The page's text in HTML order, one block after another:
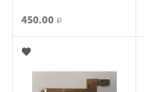
450.00 Р